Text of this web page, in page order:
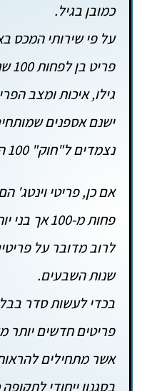
כמובן בגיל.
על פי שירותי המכס
גילו, איכות ומצב
ישנם אספנים
נצמדים ל"חוק" 100 השנים.
אם כן, פריטי וינטג'
פחות מ-100 אך בני יותר מ-20.
לרוב מדובר על
שנות השבעים.
בכדי לעשות סדר
פריטים חדשים יותר
אשר מתחילים
בסגנון ייחודי